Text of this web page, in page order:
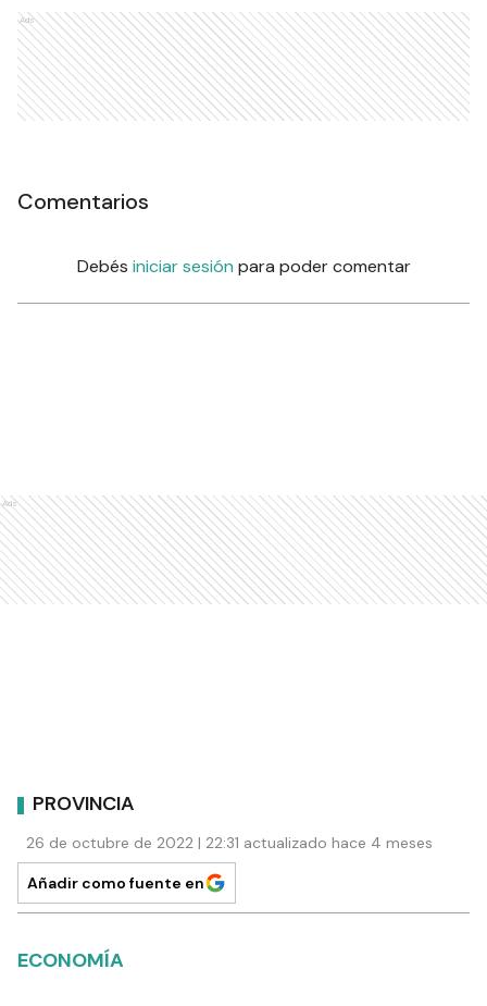
Ads
Comentarios
Debés iniciar sesión para poder comentar
Ads
PROVINCIA
26 de octubre de 2022 | 22:31 actualizado hace 4 meses
Añadir como fuente en
ECONOMÍA